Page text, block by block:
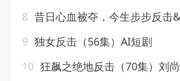
8 昔日心血被夺，今生步步反击&昔日心血被夺今生步
9 独女反击（56集）AI短剧
10 狂飙之绝地反击（70集）刘